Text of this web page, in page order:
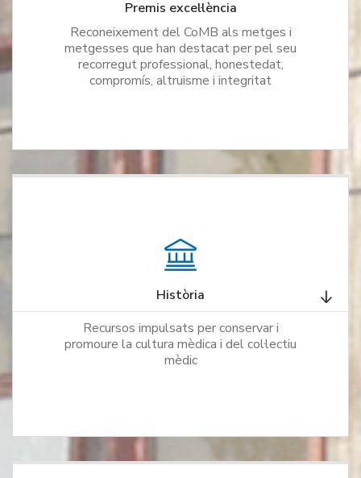
Premis excel·lència
Reconeixement del CoMB als metges i
metgesses que han destacat per pel seu
recorregut professional, honestedat,
compromís, altruisme i integritat
Història
Recursos impulsats per conservar i
promoure la cultura mèdica i del col·lectiu
mèdic